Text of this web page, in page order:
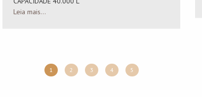
Leia mais...
1 2 3 4 5